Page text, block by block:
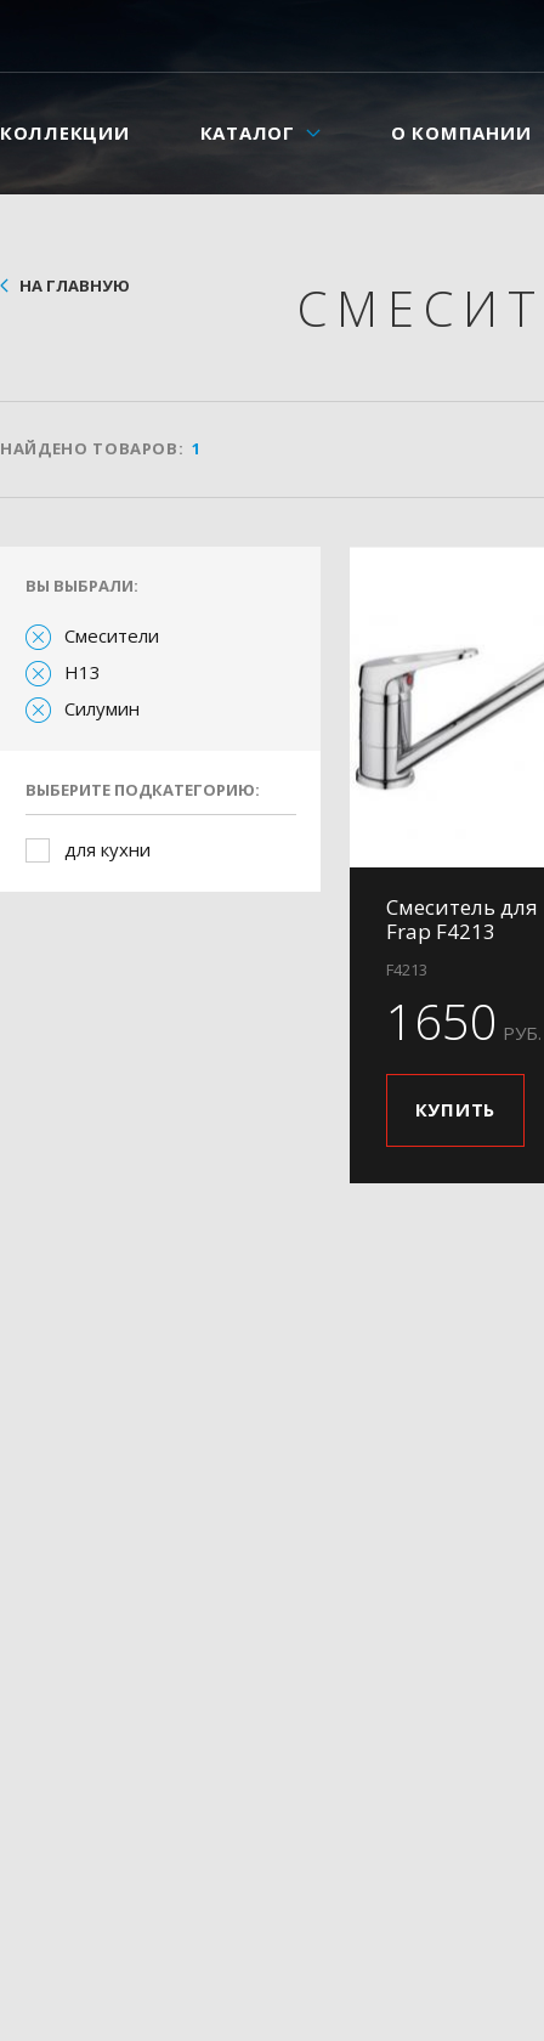
КОЛЛЕКЦИИ КАТАЛОГ О КОМПАНИИ
НА ГЛАВНУЮ
НАЙДЕНО ТОВАРОВ: 1
ВЫ ВЫБРАЛИ:
Смесители
H13
Силумин
ВЫБЕРИТЕ ПОДКАТЕГОРИЮ:
для кухни
Смеситель для
Frap F4213
F4213
1650 РУБ.
КУПИТЬ